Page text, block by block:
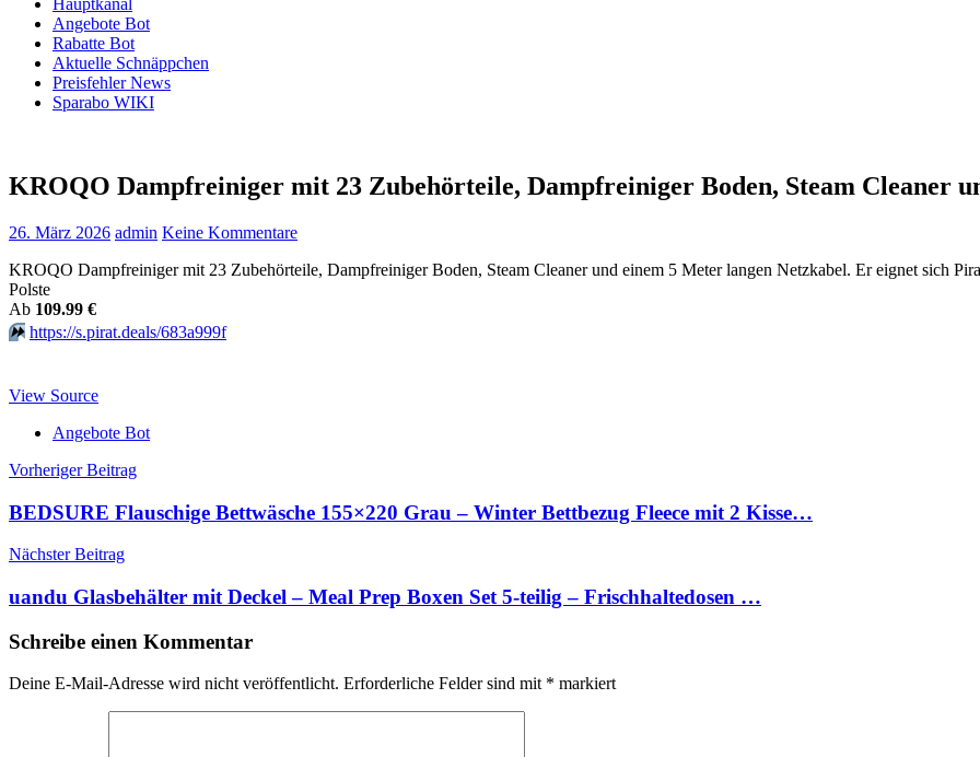
Hauptkanal
Angebote Bot
Rabatte Bot
Aktuelle Schnäppchen
Preisfehler News
Sparabo WIKI
KROQO Dampfreiniger mit 23 Zubehörteile, Dampfreiniger Boden, Steam Cleaner
26. März 2026 admin Keine Kommentare
KROQO Dampfreiniger mit 23 Zubehörteile, Dampfreiniger Boden, Steam Cleaner und einem 5 Meter langen Netzkabel. Er eignet sich
Polste
Аb 109.99 €
⏩️ https://s.pirat.deals/683a999f
View Source
Angebote Bot
Beitragsnavigation
Vorheriger Beitrag
BEDSURE Flauschige Bettwäsche 155×220 Grau – Winter Bettbezug Fleece mit 2 Kisse…
Nächster Beitrag
uandu Glasbehälter mit Deckel – Meal Prep Boxen Set 5-teilig – Frischhaltedosen …
Schreibe einen Kommentar
Deine E-Mail-Adresse wird nicht veröffentlicht. Erforderliche Felder sind mit * markiert